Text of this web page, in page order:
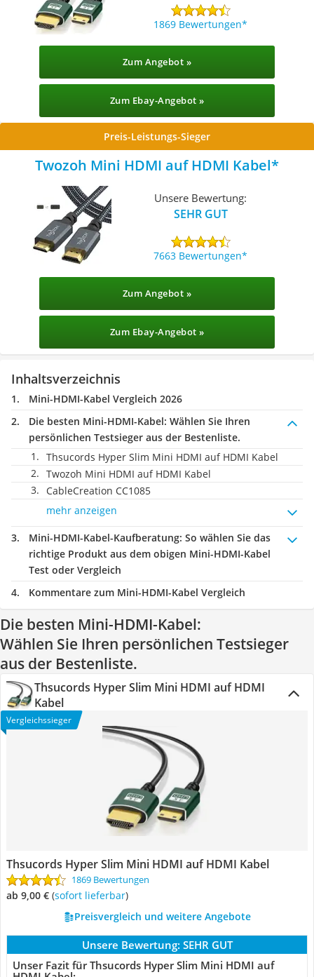
1869 Bewertungen
Zum Angebot »
Zum Ebay-Angebot »
Preis-Leistungs-Sieger
Twozoh Mini HDMI auf HDMI Kabel
Unsere Bewertung:
SEHR GUT
7663 Bewertungen
Zum Angebot »
Zum Ebay-Angebot »
Inhaltsverzeichnis
Mini-HDMI-Kabel Vergleich 2026
Die besten Mini-HDMI-Kabel: Wählen Sie Ihren
persönlichen Testsieger aus der Bestenliste.
Thsucords Hyper Slim Mini HDMI auf HDMI Kabel
Twozoh Mini HDMI auf HDMI Kabel
CableCreation CC1085
mehr anzeigen
Mini-HDMI-Kabel-Kaufberatung: So wählen Sie das
richtige Produkt aus dem obigen Mini-HDMI-Kabel
Test oder Vergleich
Kommentare zum Mini-HDMI-Kabel Vergleich
Die besten Mini-HDMI-Kabel:
Wählen Sie Ihren persönlichen Testsieger
aus der Bestenliste.
Thsucords Hyper Slim Mini HDMI auf HDMI
Kabel
Vergleichssieger
Thsucords Hyper Slim Mini HDMI auf HDMI Kabel
1869 Bewertungen
ab 9,00 € ( Sofort lieferbar)
Preisvergleich und weitere Angebote
Unsere Bewertung: SEHR GUT
Unser Fazit für Thsucords Hyper Slim Mini HDMI auf